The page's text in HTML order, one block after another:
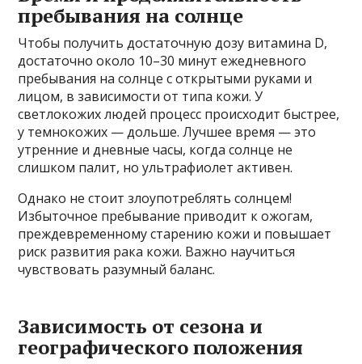
пребывания на солнце
Чтобы получить достаточную дозу витамина D,
достаточно около 10–30 минут ежедневного
пребывания на солнце с открытыми руками и
лицом, в зависимости от типа кожи. У
светлокожих людей процесс происходит быстрее,
у темнокожих — дольше. Лучшее время — это
утренние и дневные часы, когда солнце не
слишком палит, но ультрафиолет активен.
Однако не стоит злоупотреблять солнцем!
Избыточное пребывание приводит к ожогам,
преждевременному старению кожи и повышает
риск развития рака кожи. Важно научиться
чувствовать разумный баланс.
Зависимость от сезона и
географического положения